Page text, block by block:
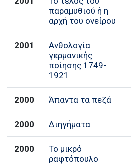
παραμυθιού ή η
αρχή του ονείρου
2001
Ανθολογία
γερμανικής
ποίησης 1749-
1921
2000 Άπαντα τα πεζά
2000 Διηγήματα
2000
Το μικρό
ραφτόπουλο